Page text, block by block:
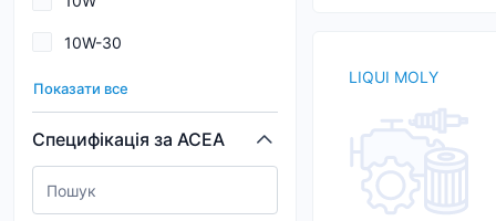
FIAT
FIAT LANCIA
FORD
FORD EUROPA
FORD USA
GEELY
10W-30
10W-40
10W-60
Показати все
Специфікація за ACEA
LIQUI MOLY